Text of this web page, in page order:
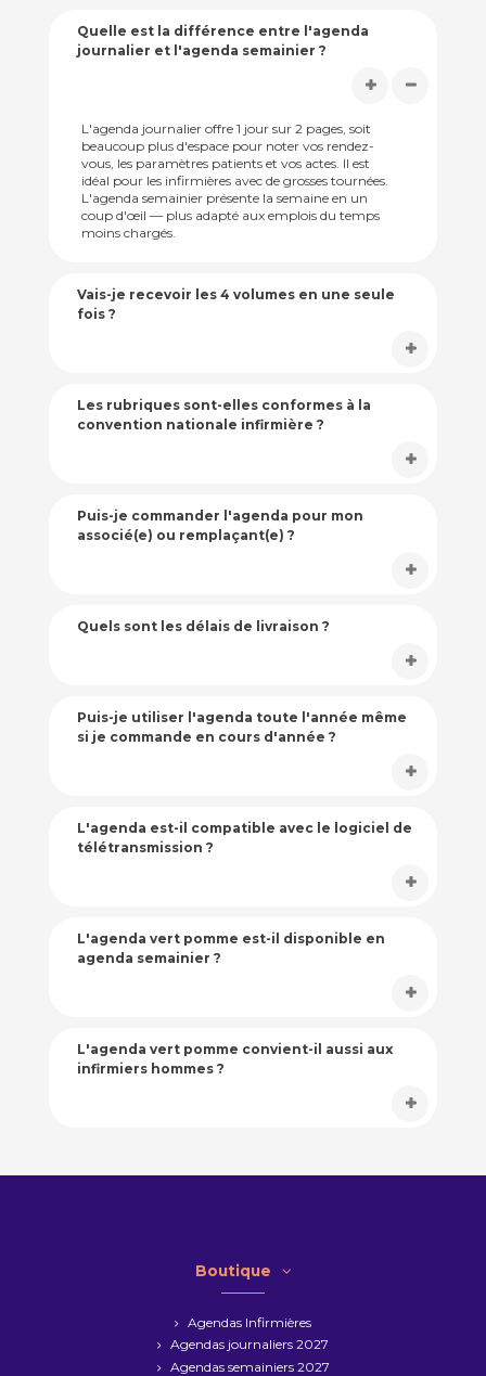
Quelle est la différence entre l'agenda
journalier et l'agenda semainier ?
L'agenda journalier offre 1 jour sur 2 pages, soit
beaucoup plus d'espace pour noter vos rendez-
vous, les paramètres patients et vos actes. Il est
idéal pour les infirmières avec de grosses tournées.
L'agenda semainier présente la semaine en un
coup d'œil — plus adapté aux emplois du temps
moins chargés.
Vais-je recevoir les 4 volumes en une seule
fois ?
Les rubriques sont-elles conformes à la
convention nationale infirmière ?
Puis-je commander l'agenda pour mon
associé(e) ou remplaçant(e) ?
Quels sont les délais de livraison ?
Puis-je utiliser l'agenda toute l'année même
si je commande en cours d'année ?
L'agenda est-il compatible avec le logiciel de
télétransmission ?
L'agenda vert pomme est-il disponible en
agenda semainier ?
L'agenda vert pomme convient-il aussi aux
infirmiers hommes ?
Boutique
Agendas Infirmières
Agendas journaliers 2027
Agendas semainiers 2027